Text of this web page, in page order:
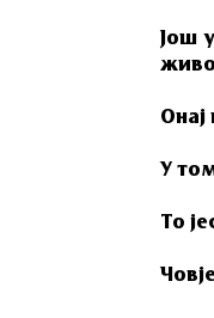
Још
Онај
У
То